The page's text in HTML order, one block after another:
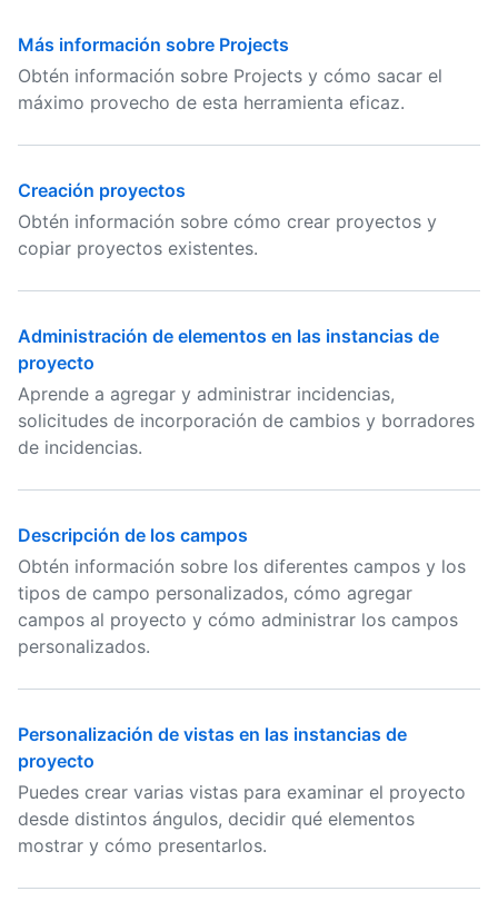
Más información sobre Projects
Obtén información sobre Projects y cómo sacar el
máximo provecho de esta herramienta eficaz.
Creación proyectos
Obtén información sobre cómo crear proyectos y
copiar proyectos existentes.
Administración de elementos en las instancias de
proyecto
Aprende a agregar y administrar incidencias,
solicitudes de incorporación de cambios y borradores
de incidencias.
Descripción de los campos
Obtén información sobre los diferentes campos y los
tipos de campo personalizados, cómo agregar
campos al proyecto y cómo administrar los campos
personalizados.
Personalización de vistas en las instancias de
proyecto
Puedes crear varias vistas para examinar el proyecto
desde distintos ángulos, decidir qué elementos
mostrar y cómo presentarlos.